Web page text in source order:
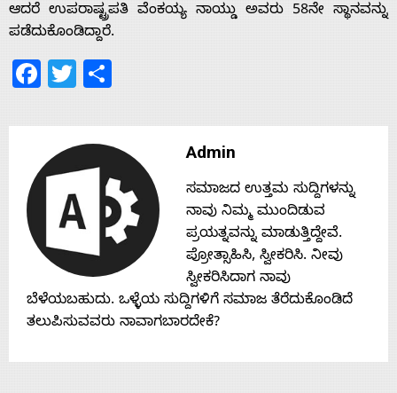
About
Us
Advertise
With
Contact
Us
ಆದರೆ ಉಪರಾಷ್ಟ್ರಪತಿ ವೆಂಕಯ್ಯ ನಾಯ್ಡು ಅವರು 58ನೇ ಸ್ಥಾನವನ್ನು
ಪಡೆದುಕೊಂಡಿದ್ದಾರೆ.
Facebook
Twitter
Admin
ಸಮಾಜದ ಉತ್ತಮ ಸುದ್ದಿಗಳನ್ನು
ನಾವು ನಿಮ್ಮ ಮುಂದಿಡುವ
ಪ್ರಯತ್ನವನ್ನು ಮಾಡುತ್ತಿದ್ದೇವೆ.
ಪ್ರೋತ್ಸಾಹಿಸಿ, ಸ್ವೀಕರಿಸಿ. ನೀವು
ಸ್ವೀಕರಿಸಿದಾಗ ನಾವು
ಬೆಳೆಯಬಹುದು. ಒಳ್ಳೆಯ ಸುದ್ದಿಗಳಿಗೆ ಸಮಾಜ ತೆರೆದುಕೊಂಡಿದೆ
ತಲುಪಿಸುವವರು ನಾವಾಗಬಾರದೇಕೆ?